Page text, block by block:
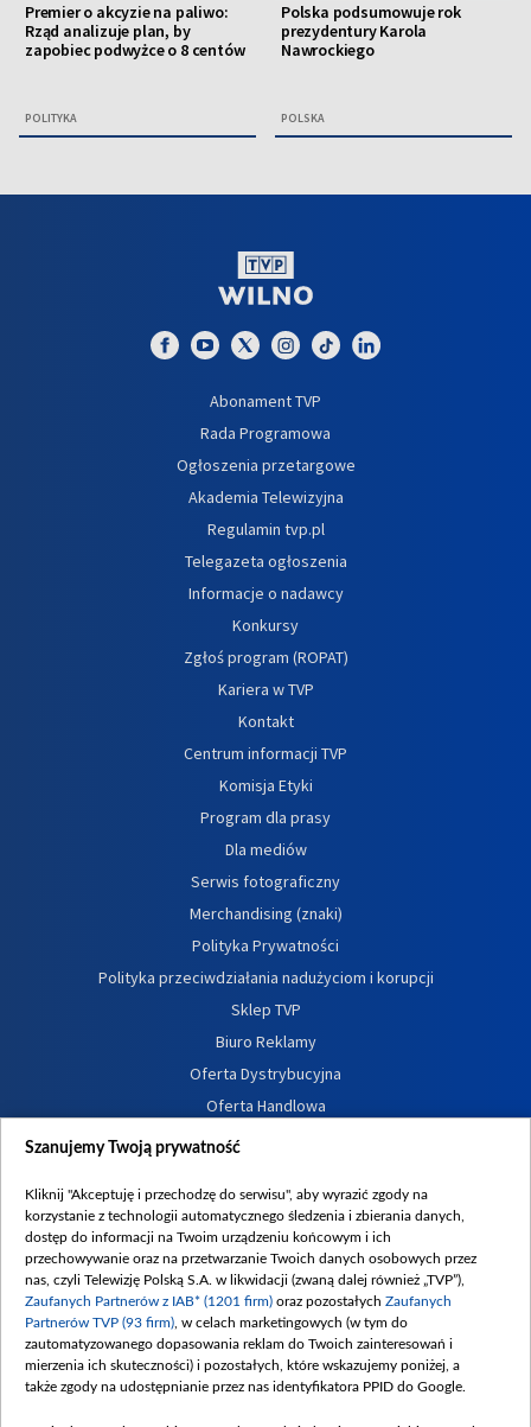
Premier o akcyzie na paliwo:
Rząd analizuje plan, by
zapobiec podwyżce o 8 centów
POLITYKA
Polska podsumowuje rok
prezydentury Karola
Nawrockiego
POLSKA
Abonament TVP
Rada Programowa
Ogłoszenia przetargowe
Akademia Telewizyjna
Regulamin tvp.pl
Telegazeta ogłoszenia
Informacje o nadawcy
Konkursy
Zgłoś program (ROPAT)
Kariera w TVP
Kontakt
Centrum informacji TVP
Komisja Etyki
Program dla prasy
Dla mediów
Serwis fotograficzny
Merchandising (znaki)
Polityka Prywatności
Polityka przeciwdziałania nadużyciom i korupcji
Sklep TVP
Biuro Reklamy
Oferta Dystrybucyjna
Oferta Handlowa
Dostępność
Procedura zgłoszeń wewnętrznych
Szanujemy Twoją prywatność
Kliknij "Akceptuję i przechodzę do serwisu", aby wyrazić zgody na
korzystanie z technologii automatycznego śledzenia i zbierania danych,
dostęp do informacji na Twoim urządzeniu końcowym i ich
przechowywanie oraz na przetwarzanie Twoich danych osobowych przez
nas, czyli Telewizję Polską S.A. w likwidacji (zwaną dalej również „TVP”),
Zaufanych Partnerów z IAB* (1201 firm) oraz pozostałych Zaufanych
Partnerów TVP (93 firm) , w celach marketingowych (w tym do
zautomatyzowanego dopasowania reklam do Twoich zainteresowań i
mierzenia ich skuteczności) i pozostałych, które wskazujemy poniżej, a
także zgody na udostępnianie przez nas identyfikatora PPID do Google.